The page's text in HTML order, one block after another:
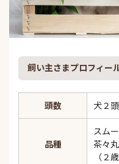
飼い主さまプロフィー
頭数 犬２頭
品種
スム
茶々
（２